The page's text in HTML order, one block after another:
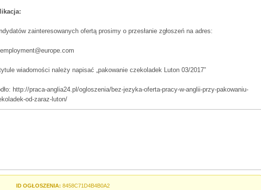
zainteresowanych ofertą prosimy o przesłanie zgłoszeń na adres:
wiadomości należy napisać „pakowanie czekoladek Luton 03/2017”
http://praca-anglia24.pl/ogloszenia/bez-jezyka-oferta-pracy-w-anglii-przy-pakowaniu-
od-zaraz-luton/
ID OGŁOSZENIA: 8458C71D4B4B0A2